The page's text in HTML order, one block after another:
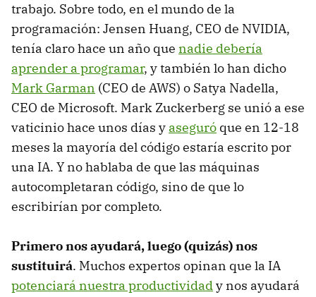
trabajo. Sobre todo, en el mundo de la
programación: Jensen Huang, CEO de NVIDIA,
tenía claro hace un año que nadie debería
aprender a programar, y también lo han dicho
Mark Garman (CEO de AWS) o Satya Nadella,
CEO de Microsoft. Mark Zuckerberg se unió a ese
vaticinio hace unos días y aseguró que en 12-18
meses la mayoría del código estaría escrito por
una IA. Y no hablaba de que las máquinas
autocompletaran código, sino de que lo
escribirían por completo.
Primero nos ayudará, luego (quizás) nos
sustituirá. Muchos expertos opinan que la IA
potenciará nuestra productividady nos ayudará